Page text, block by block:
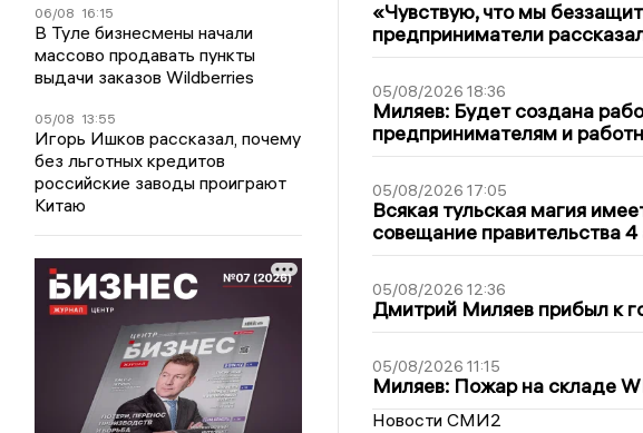
06/08 16:15
В Туле бизнесмены начали
массово продавать пункты
выдачи заказов Wildberries
05/08 13:55
Игорь Ишков рассказал, почему
без льготных кредитов
российские заводы проиграют
Китаю
«Чувствую, что мы
предприниматели
05/08/2026 18:36
Миляев: Будет создана
предпринимателям и
05/08/2026 17:05
Всякая тульская магия
совещание правительства 4
05/08/2026 12:36
Дмитрий Миляев прибыл к
05/08/2026 11:15
Миляев: Пожар на складе
Новости СМИ2